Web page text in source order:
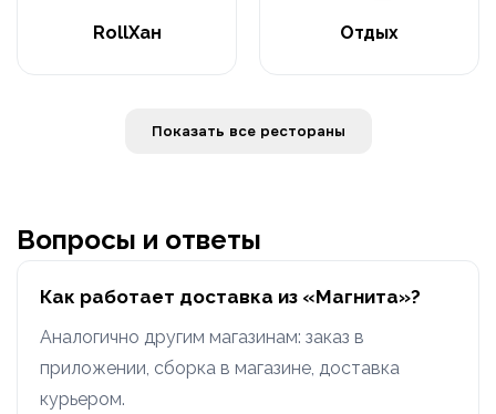
RollХан Отдых
Показать все рестораны
Вопросы и ответы
Как работает доставка из «Магнита»?
Аналогично другим магазинам: заказ в
приложении, сборка в магазине, доставка
курьером.